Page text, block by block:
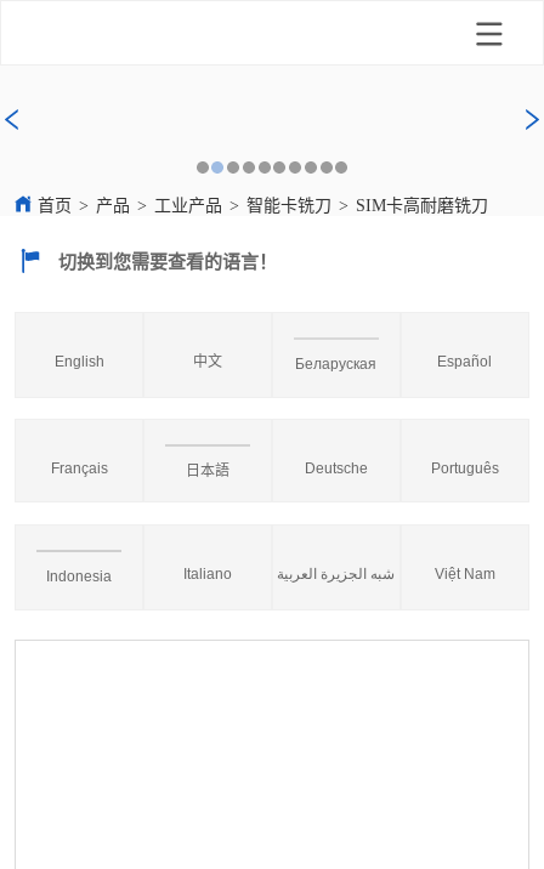
首页 > 产品 > 工业产品 > 智能卡铣刀 > SIM卡高耐磨铣刀
切换到您需要查看的语言！
English 中文 Беларуская Español
Français 日本語 Deutsche Português
Indonesia Italiano شبه الجزيرة العربية Việt Nam